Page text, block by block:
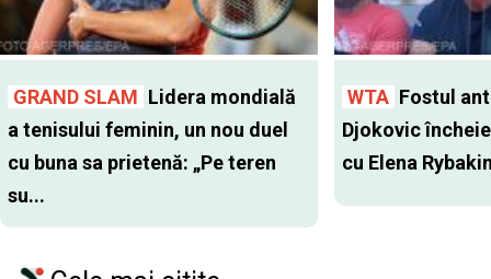
GRAND SLAM Lidera mondială
a tenisului feminin, un nou duel
cu buna sa prietenă: „Pe teren
su...
WTA Fostul
Djokovic
cu Elena